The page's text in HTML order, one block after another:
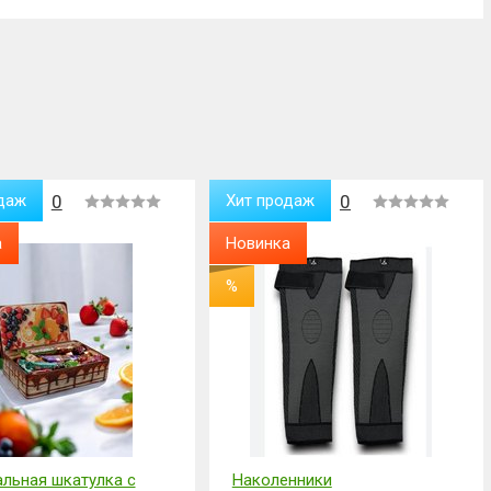
время доставки или любое Ваше пожелание
0
шкатулка с
0
Хит продаж
Новинка
%
Наколенники